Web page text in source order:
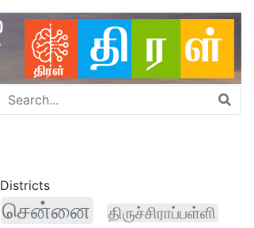
Districts
சென்னை
திருச்சிராப்பள்ளி